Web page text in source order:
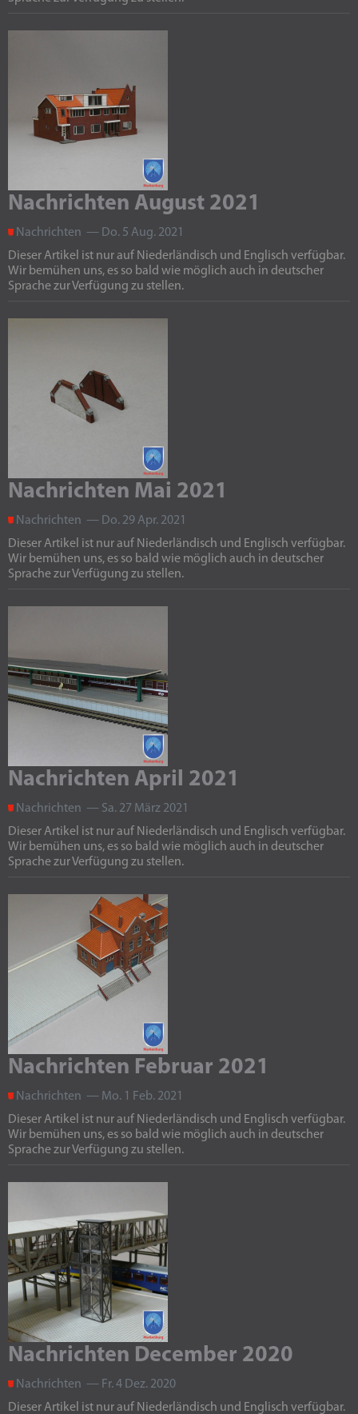
Nachrichten August 2021
Nachrichten — Do. 5 Aug. 2021
Dieser Artikel ist nur auf Niederländisch und Englisch verfügbar.
Wir bemühen uns, es so bald wie möglich auch in deutscher
Sprache zur Verfügung zu stellen.
Nachrichten Mai 2021
Nachrichten — Do. 29 Apr. 2021
Dieser Artikel ist nur auf Niederländisch und Englisch verfügbar.
Wir bemühen uns, es so bald wie möglich auch in deutscher
Sprache zur Verfügung zu stellen.
Nachrichten April 2021
Nachrichten — Sa. 27 März 2021
Dieser Artikel ist nur auf Niederländisch und Englisch verfügbar.
Wir bemühen uns, es so bald wie möglich auch in deutscher
Sprache zur Verfügung zu stellen.
Nachrichten Februar 2021
Nachrichten — Mo. 1 Feb. 2021
Dieser Artikel ist nur auf Niederländisch und Englisch verfügbar.
Wir bemühen uns, es so bald wie möglich auch in deutscher
Sprache zur Verfügung zu stellen.
Nachrichten December 2020
Nachrichten — Fr. 4 Dez. 2020
Dieser Artikel ist nur auf Niederländisch und Englisch verfügbar.